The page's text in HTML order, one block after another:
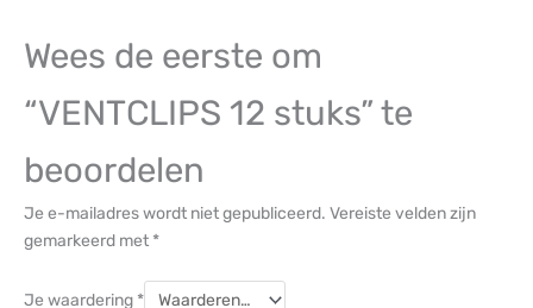
Wees de eerste om
“VENTCLIPS 12 stuks” te
beoordelen
Je e-mailadres wordt niet gepubliceerd. Vereiste velden zijn
gemarkeerd met *
Je waardering *